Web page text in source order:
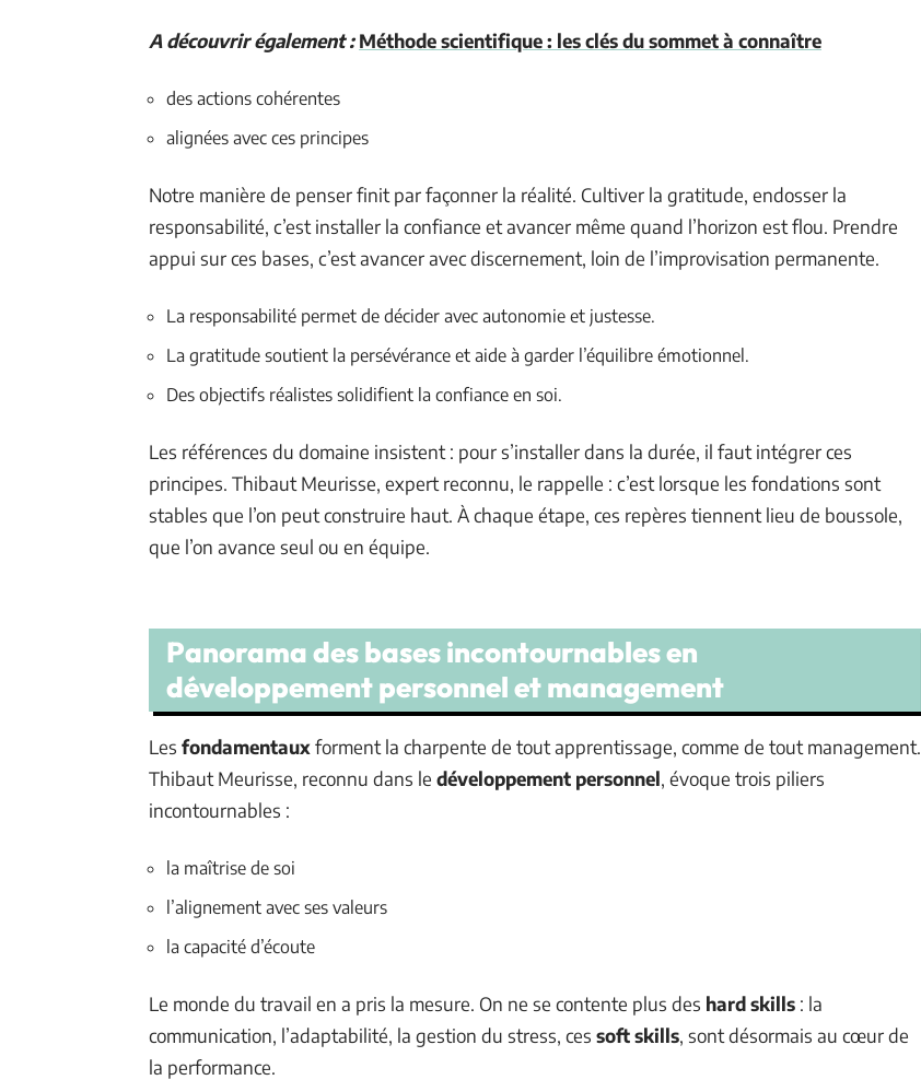
A découvrir également : Méthode scientifique : les clés du sommet à connaître
des actions cohérentes
alignées avec ces principes
Notre manière de penser finit par façonner la réalité. Cultiver la gratitude, endosser la
responsabilité, c’est installer la confiance et avancer même quand l’horizon est flou. Prendre
appui sur ces bases, c’est avancer avec discernement, loin de l’improvisation permanente.
La responsabilité permet de décider avec autonomie et justesse.
La gratitude soutient la persévérance et aide à garder l’équilibre émotionnel.
Des objectifs réalistes solidifient la confiance en soi.
Les références du domaine insistent : pour s’installer dans la durée, il faut intégrer ces
principes. Thibaut Meurisse, expert reconnu, le rappelle : c’est lorsque les fondations sont
stables que l’on peut construire haut. À chaque étape, ces repères tiennent lieu de boussole,
que l’on avance seul ou en équipe.
Panorama des bases incontournables en
développement personnel et management
Les fondamentauxforment la charpente de tout apprentissage, comme de tout management.
Thibaut Meurisse, reconnu dans le développement personnel, évoque trois piliers
incontournables :
la maîtrise de soi
l’alignement avec ses valeurs
la capacité d’écoute
Le monde du travail en a pris la mesure. On ne se contente plus des hard skills : la
communication, l’adaptabilité, la gestion du stress, ces soft skills, sont désormais au cœur de
la performance.